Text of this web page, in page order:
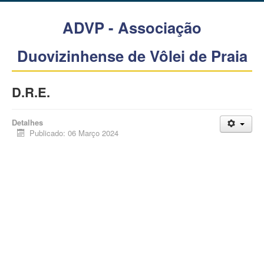
ADVP - Associação
Duovizinhense de Vôlei de Praia
D.R.E.
Detalhes
Publicado: 06 Março 2024